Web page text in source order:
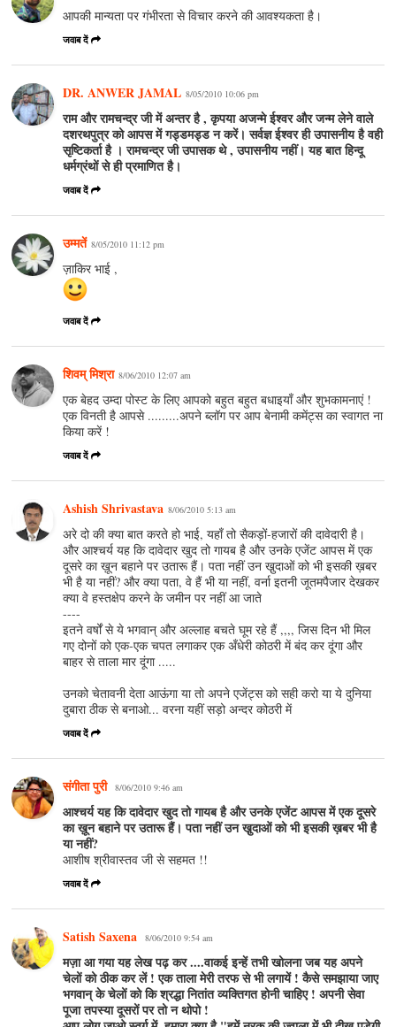
आपकी मान्यता पर गंभीरता से विचार करने की आवश्यकता है।
जवाब दें
DR. ANWER JAMAL 8/05/2010 10:06 pm
राम और रामचन्द्र जी में अन्तर है , कृपया अजन्मे ईश्वर और जन्म लेने वाले
दशरथपुत्र को आपस में गड्डमड्ड न करें। सर्वज्ञ ईश्वर ही उपासनीय है वही
सृष्टिकर्ता है । रामचन्द्र जी उपासक थे , उपासनीय नहीं। यह बात हिन्दू
धर्मग्रंथों से ही प्रमाणित है।
जवाब दें
उम्मतें 8/05/2010 11:12 pm
ज़ाकिर भाई ,
जवाब दें
शिवम् मिश्रा 8/06/2010 12:07 am
एक बेहद उम्दा पोस्ट के लिए आपको बहुत बहुत बधाइयाँ और शुभकामनाएं !
एक विनती है आपसे .........अपने ब्लॉग पर आप बेनामी कमेंट्स का स्वागत ना
किया करें !
जवाब दें
Ashish Shrivastava 8/06/2010 5:13 am
अरे दो की क्या बात करते हो भाई, यहाँ तो सैकड़ों-हजारों की दावेदारी है।
और आश्चर्य यह कि दावेदार खुद तो गायब है और उनके एजेंट आपस में एक
दूसरे का ख़ून बहाने पर उतारू हैं। पता नहीं उन खु़दाओं को भी इसकी ख़बर
भी है या नहीं? और क्या पता, वे हैं भी या नहीं, वर्ना इतनी जूतमपैजार देखकर
क्या वे हस्तक्षेप करने के जमीन पर नहीं आ जाते
----
इतने वर्षों से ये भगवान् और अल्लाह बचते घूम रहे हैं ,,,, जिस दिन भी मिल
गए दोनों को एक-एक चपत लगाकर एक अँधेरी कोठरी में बंद कर दूंगा और
बाहर से ताला मार दूंगा .....
उनको चेतावनी देता आऊंगा या तो अपने एजेंट्स को सही करो या ये दुनिया
दुबारा ठीक से बनाओ... वरना यहीं सड़ो अन्दर कोठरी में
जवाब दें
संगीता पुरी 8/06/2010 9:46 am
आश्चर्य यह कि दावेदार खुद तो गायब है और उनके एजेंट आपस में एक दूसरे
का ख़ून बहाने पर उतारू हैं। पता नहीं उन खु़दाओं को भी इसकी ख़बर भी है
या नहीं?
आशीष श्रीवास्‍तव जी से सहमत !!
जवाब दें
Satish Saxena 8/06/2010 9:54 am
मज़ा आ गया यह लेख पढ़ कर ....वाकई इन्हें तभी खोलना जब यह अपने
चेलों को ठीक कर लें ! एक ताला मेरी तरफ से भी लगायें ! कैसे समझाया जाए
भगवान् के चेलों को कि श्रद्धा नितांत व्यक्तिगत होनी चाहिए ! अपनी सेवा
पूजा तपस्या दूसरों पर तो न थोपो !